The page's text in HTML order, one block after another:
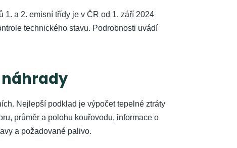
1. a 2. emisní třídy je v ČR od 1. září 2024
technického stavu. Podrobnosti uvádí
Nejlepší podklad je výpočet tepelné ztráty
průměr a polohu kouřovodu, informace o
a požadované palivo.